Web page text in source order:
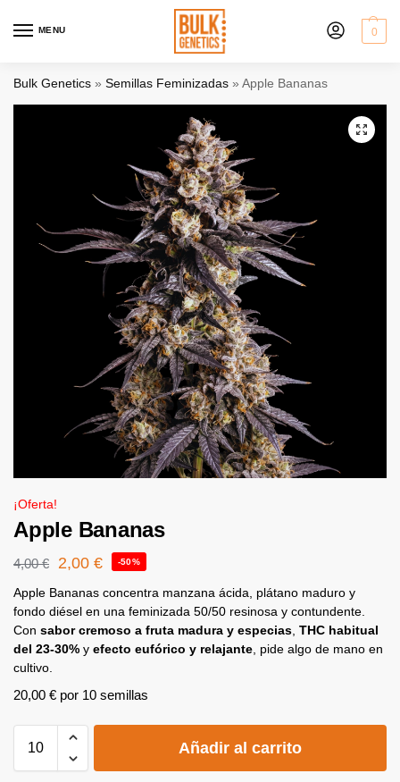
MENU 0
Bulk Genetics » Semillas Feminizadas » Apple Bananas
¡Oferta!
Apple Bananas
4,00€ 2,00 € -50%
Apple Bananas concentra manzana ácida, plátano maduro y
fondo diésel en una feminizada 50/50 resinosa y contundente.
Con sabor cremoso a fruta madura y especias, THC habitual
del 23-30% y efecto eufórico y relajante, pide algo de mano en
cultivo.
20,00 € por 10 semillas
Añadir al carrito